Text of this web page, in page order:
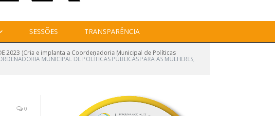
SESSÕES TRANSPARÊNCIA
DE 2023 (Cria e implanta a Coordenadoria Municipal de Políticas
MUNICIPAL DE POLÍTICAS PÚBLICAS PARA AS MULHERES,
0